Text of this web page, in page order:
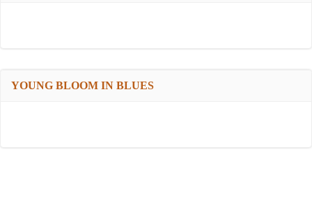
YOUNG BLOOM IN BLUES